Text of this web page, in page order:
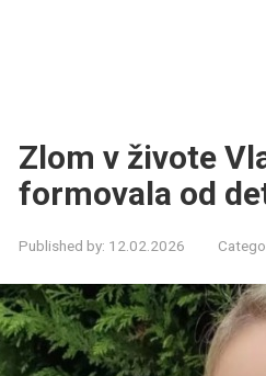
Zlom v živote
formovala od
Published by: 12.02.2026